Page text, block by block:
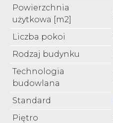
Powierzchnia
użytkowa [m2]
Liczba pokoi
Rodzaj budynku
Technologia
budowlana
Standard
Piętro